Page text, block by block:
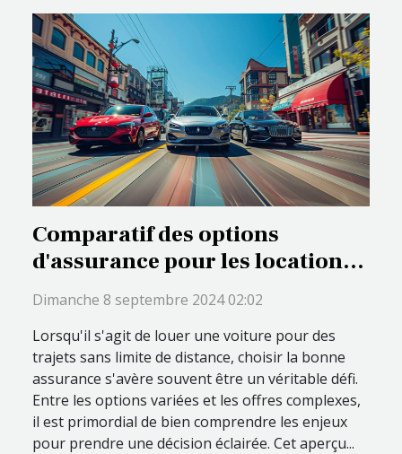
Comparatif des options
d'assurance pour les locations
de voiture sans limite de
distance
Dimanche 8 septembre 2024 02:02
Lorsqu'il s'agit de louer une voiture pour des
trajets sans limite de distance, choisir la bonne
assurance s'avère souvent être un véritable défi.
Entre les options variées et les offres complexes,
il est primordial de bien comprendre les enjeux
pour prendre une décision éclairée. Cet aperçu...